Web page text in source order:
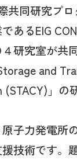
共同研究プ
あるEIG
研究室が共
and
」の
子力発電所
技術です。